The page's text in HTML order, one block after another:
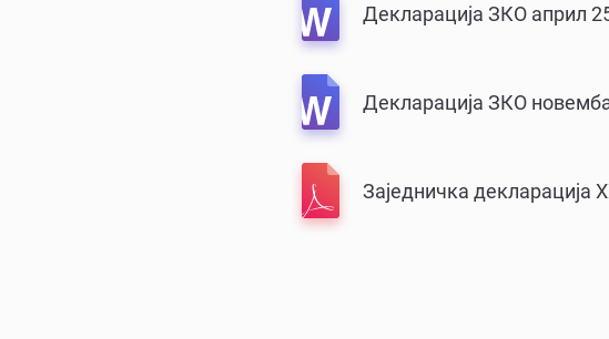
Декларација ЗКО април
Декларација ЗКО
Заједничка декларација